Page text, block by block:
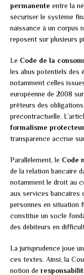
permanente entre la
sécuriser le système
naissance à un corpus
reposent sur plusieurs
Le Code de la
les abus potentiels des
notamment celles
européenne de 2008
prêteurs des
précontractuelle.
formalisme
transparence accrue
Parallèlement, le Code
de la relation bancaire
notamment le droit au
aux services bancaires
personnes en situation
constitue un socle
des débiteurs en
La jurisprudence joue
ces textes. Ainsi, la
notion de